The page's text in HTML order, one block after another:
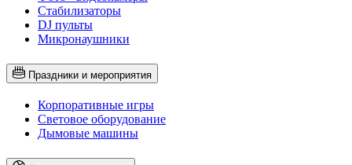
Стабилизаторы
DJ пульты
Микронаушники
Праздники и мероприятия
Корпоративные игры
Световое оборудование
Дымовые машины